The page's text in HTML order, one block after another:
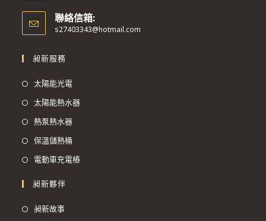
聯絡信箱:
s27403343@hotmail.com
昶新服務
太陽能光電
太陽能熱水器
熱泵熱水器
保溫儲熱桶
電動車充電樁
昶新夥伴
昶新故事